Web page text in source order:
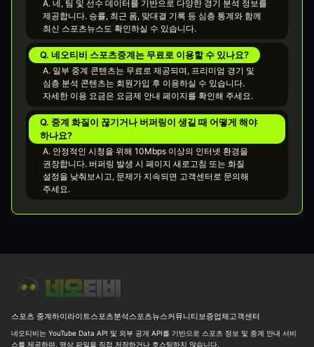
A. 네, 팀 및 선수 데이터를 기반으로 다양한 경기 분석 정보를
제공합니다. 승률, 최근 폼, 맞대결 기록 등 심층 통계와 함께
최신 스포츠뉴스도 확인하실 수 있습니다.
Q. 네오티비 스포츠중계는 무료로 이용할 수 있나요?
A. 일부 중계 콘텐츠는 무료로 제공되며, 프리미엄 경기 및
심층 분석 콘텐츠는 회원가입 후 이용하실 수 있습니다.
자세한 이용 요금은 요금제 안내 페이지를 확인해 주세요.
Q. 중계 화질이 끊기거나 버퍼링이 생길 때 어떻게 해야
하나요?
A. 안정적인 시청을 위해 10Mbps 이상의 인터넷 환경을
권장합니다. 버퍼링 발생 시 페이지 새로고침 또는 화질
설정을 낮춰보시고, 문제가 지속되면 고객센터로 문의해
주세요.
스포츠 중계하이라이트스포츠분석스포츠뉴스커뮤니티보증업체고객센터
네오티비는 YouTube Data API 및 외부 공개 API를 기반으로 스포츠 정보 및 중계 안내 서비
스를 제공하며, 영상 파일을 직접 저장하거나 호스팅하지 않습니다.